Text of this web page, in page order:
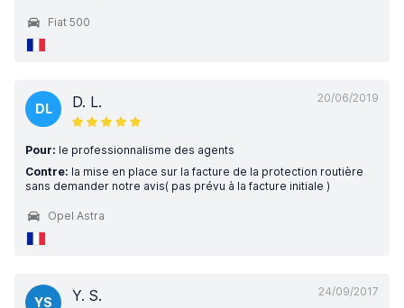
Fiat 500
20/06/2019
DL D. L.
Pour: le professionnalisme des agents
Contre: la mise en place sur la facture de la protection routière
sans demander notre avis( pas prévu à la facture initiale )
Opel Astra
24/09/2017
YS Y. S.